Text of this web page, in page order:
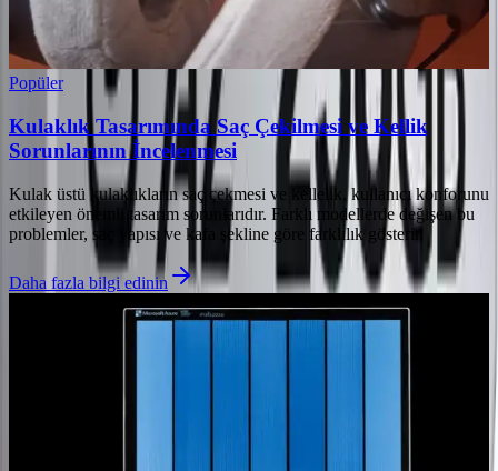
Popüler
Kulaklık Tasarımında Saç Çekilmesi ve Kellik
Sorunlarının İncelenmesi
Kulak üstü kulaklıkların saç çekmesi ve kellelik, kullanıcı konforunu
etkileyen önemli tasarım sorunlarıdır. Farklı modellerde değişen bu
problemler, saç yapısı ve kafa şekline göre farklılık gösterir.
Daha fazla bilgi edinin